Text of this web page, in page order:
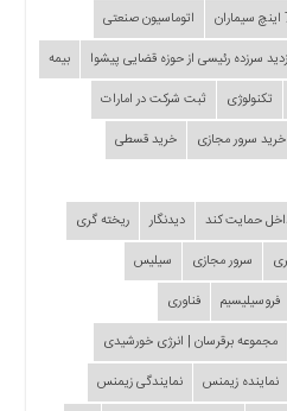
اتوماسیون صنعتی
سرزده‌ رئیسی از حوزه قضایی ‌پیشوا
بیمه
تکنولوژی
ثبت شرکت در امارات
خرید سرور مجازی
خرید قسطی
حمایت کند
دیدنگار
ریخته گری
سرور مجازی
سیلیس
فروسیلیسیم
فناوری
مجموعه برقرسان | انرژی خورشیدی
نماینده زیمنس
نمایندگی زیمنس